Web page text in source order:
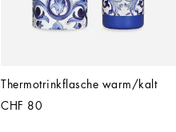
Thermotrinkflasche warm/kalt
CHF 80